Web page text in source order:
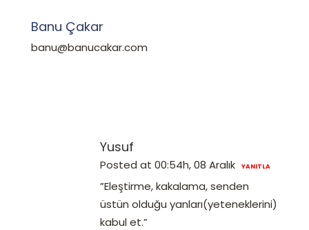
Banu Çakar
banu@banucakar.com
Yusuf
Posted at 00:54h, 08 Aralık YANITLA
”Eleştirme, kakalama, senden
üstün olduğu yanları(yeteneklerini)
kabul et.”